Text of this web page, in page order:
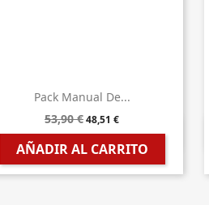
Pack Manual De...
53,90 €48,51 €
AÑADIR AL CARRITO
 Vista rápida